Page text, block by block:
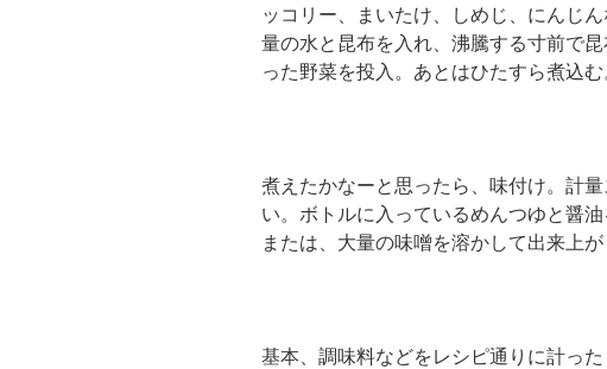
ッコリー、まいたけ、しめじ、にんじ
量の水と昆布を入れ、沸騰する寸前で
った野菜を投入。あとはひたすら煮込む
煮えたかなーと思ったら、味付け。計
い。ボトルに入っているめんつゆと醤
または、大量の味噌を溶かして出来上が
基本、調味料などをレシピ通りに計っ